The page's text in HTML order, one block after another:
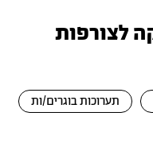
לצורפות
תערוכות בוגרים/ות